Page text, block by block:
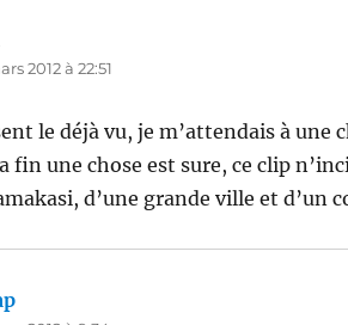
2012 à 22:51
le déjà vu, je m’attendais à
fin une chose est sure, ce clip
d’une grande ville et